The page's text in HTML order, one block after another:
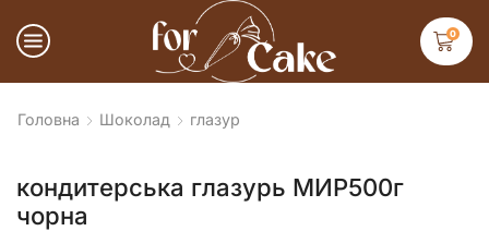
0
Головна Шоколад глазур
кондитерська глазурь МИР500г
чорна